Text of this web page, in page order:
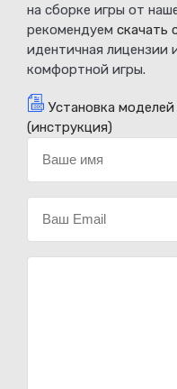
на сборке игры от
рекомендуем скачать
идентичная лицензии
комфортной игры.
Установка
(инструкция)